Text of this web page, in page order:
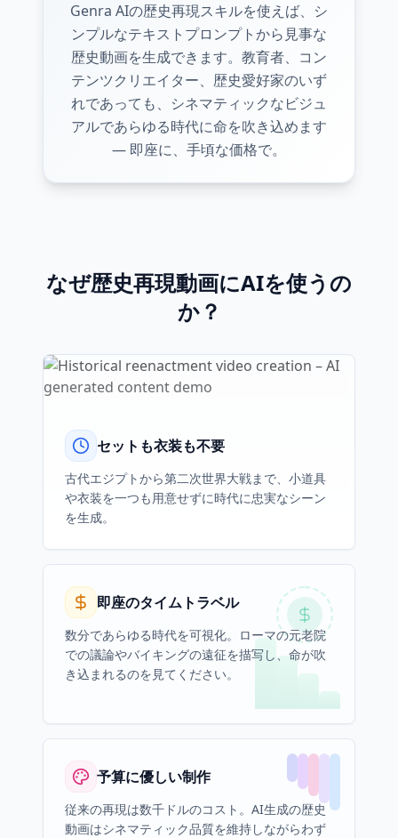
Genra AIの歴史再現スキルを使えば、シ
ンプルなテキストプロンプトから見事な
歴史動画を生成できます。教育者、コン
テンツクリエイター、歴史愛好家のいず
れであっても、シネマティックなビジュ
アルであらゆる時代に命を吹き込めます
— 即座に、手頃な価格で。
なぜ歴史再現動画にAIを使うの
か？
セットも衣装も不要
古代エジプトから第二次世界大戦まで、小道具
や衣装を一つも用意せずに時代に忠実なシーン
を生成。
即座のタイムトラベル
数分であらゆる時代を可視化。ローマの元老院
での議論やバイキングの遠征を描写し、命が吹
き込まれるのを見てください。
予算に優しい制作
従来の再現は数千ドルのコスト。AI生成の歴史
動画はシネマティック品質を維持しながらわず